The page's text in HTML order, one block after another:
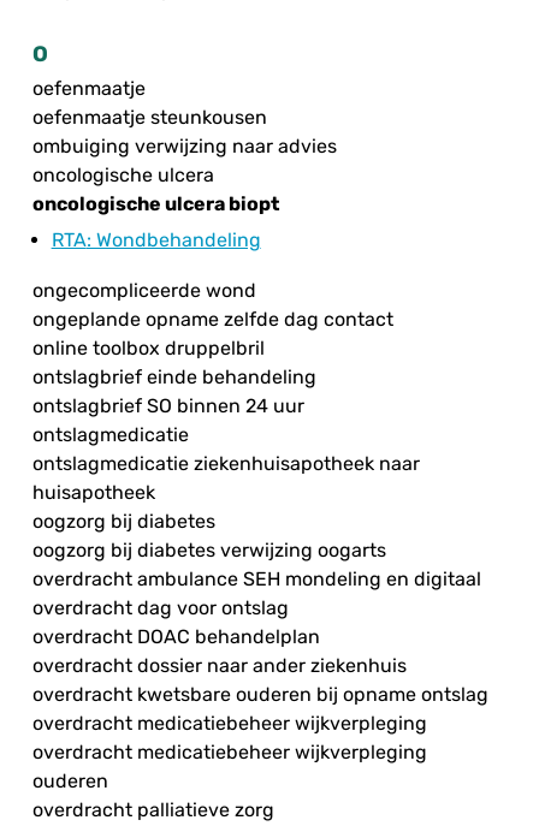
O
oefenmaatje
oefenmaatje steunkousen
ombuiging verwijzing naar advies
oncologische ulcera
oncologische ulcera biopt
RTA: Wondbehandeling
ongecompliceerde wond
ongeplande opname zelfde dag contact
online toolbox druppelbril
ontslagbrief einde behandeling
ontslagbrief SO binnen 24 uur
ontslagmedicatie
ontslagmedicatie ziekenhuisapotheek naar
huisapotheek
oogzorg bij diabetes
oogzorg bij diabetes verwijzing oogarts
overdracht ambulance SEH mondeling en digitaal
overdracht dag voor ontslag
overdracht DOAC behandelplan
overdracht dossier naar ander ziekenhuis
overdracht kwetsbare ouderen bij opname ontslag
overdracht medicatiebeheer wijkverpleging
overdracht medicatiebeheer wijkverpleging
ouderen
overdracht palliatieve zorg